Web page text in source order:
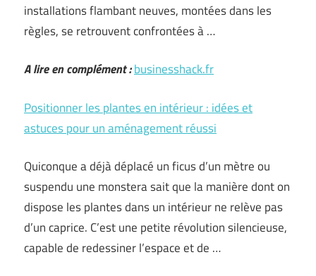
installations flambant neuves, montées dans les
règles, se retrouvent confrontées à …
A lire en complément :businesshack.fr
Positionner les plantes en intérieur : idées et
astuces pour un aménagement réussi
Quiconque a déjà déplacé un ficus d’un mètre ou
suspendu une monstera sait que la manière dont on
dispose les plantes dans un intérieur ne relève pas
d’un caprice. C’est une petite révolution silencieuse,
capable de redessiner l’espace et de …